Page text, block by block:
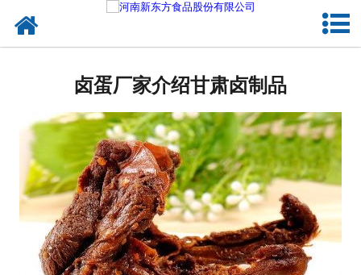
新闻资讯
关于新东方
加入新东方
联系我们
卤蛋厂家介绍甘肃卤制品